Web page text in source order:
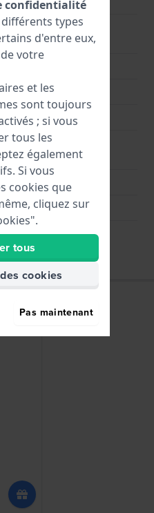
19.5 mm
Boucle
Noir
80 mm
145 mm
Épingles à ressort
Non
confidentialité
types
d'entre eux,
votre
et les
sont toujours
; si vous
tous les
également
Si vous
cookies que
cliquez sur
tous
cookies
Pas maintenant